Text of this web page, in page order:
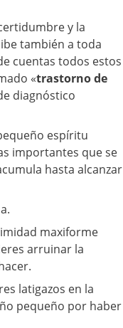
y la
también a toda
cuentas todos estos
«trastorno de
diagnóstico
espíritu
importantes que se
hasta alcanzar
maxiforme
arruinar la
latigazos en la
pequeño por haber